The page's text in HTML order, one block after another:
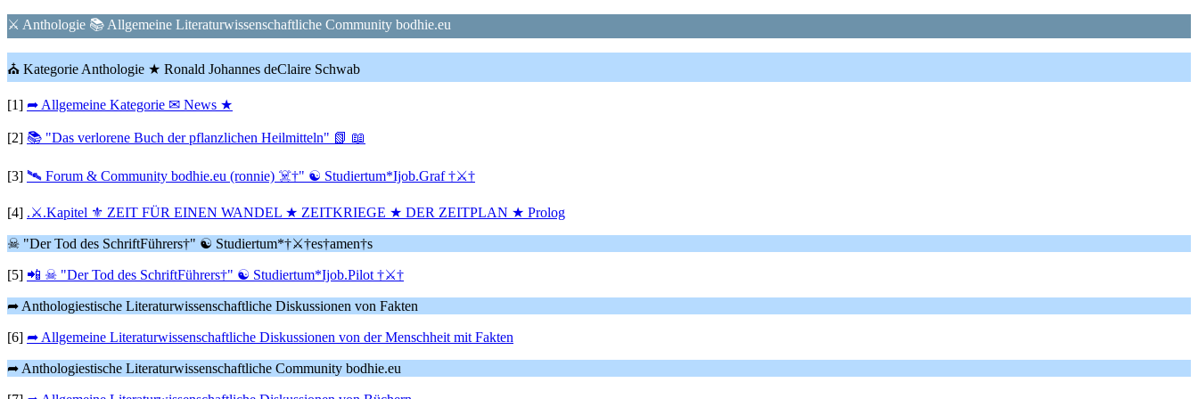
⚔ Anthologie 📚 Allgemeine Literaturwissenschaftliche Community bodhie.eu
⛪ Kategorie Anthologie ★ Ronald Johannes deClaire Schwab
[1] ➦ Allgemeine Kategorie ✉ News ★
[2] 📚 "Das verlorene Buch der pflanzlichen Heilmitteln" 📗 📖
[3] 🛰 Forum & Community bodhie.eu (ronnie) ☠†" ☯ Studiertum*Ijob.Graf †⚔†
[4] .⚔.Kapitel ⚜ ZEIT FÜR EINEN WANDEL ★ ZEITKRIEGE ★ DER ZEITPLAN ★ Prolog
☠ "Der Tod des SchriftFührers†" ☯ Studiertum*†⚔†es†amen†s
[5] 📲 ☠ "Der Tod des SchriftFührers†" ☯ Studiertum*Ijob.Pilot †⚔†
➦ Anthologiestische Literaturwissenschaftliche Diskussionen von Fakten
[6] ➦ Allgemeine Literaturwissenschaftliche Diskussionen von der Menschheit mit Fakten
➦ Anthologiestische Literaturwissenschaftliche Community bodhie.eu